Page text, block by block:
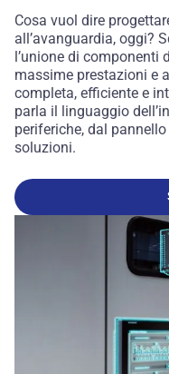
Cosa vuol dire
all’avanguardia, oggi?
l’unione di componenti
massime prestazioni e
completa, efficiente e
parla il linguaggio
periferiche, dal
soluzioni.